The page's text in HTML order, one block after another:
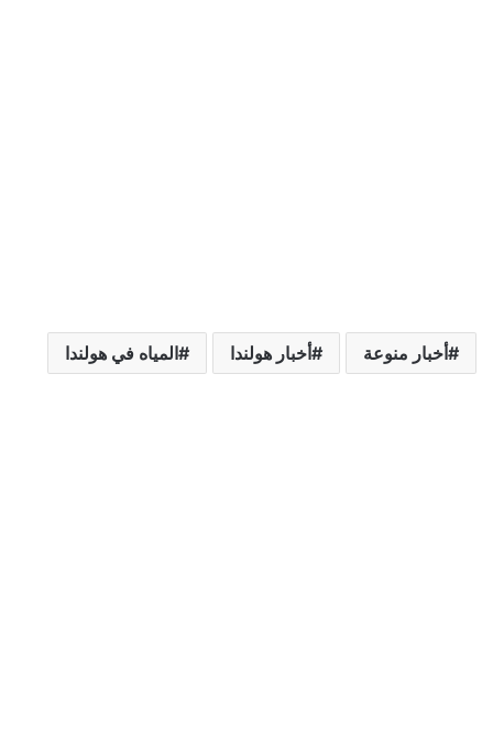
أخبار منوعة أخبار هولندا المياه في هولندا